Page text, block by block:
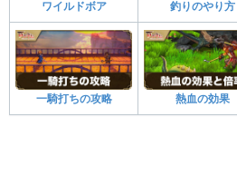
ワイルドボア 釣りのやり方
一騎打ちの攻略 熱血の効果